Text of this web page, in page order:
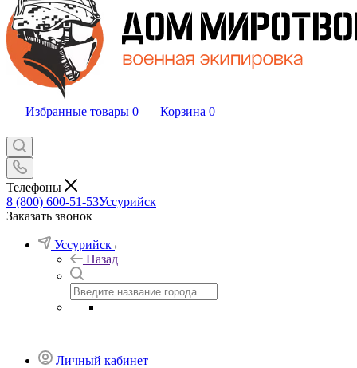
Избранные товары 0 Корзина 0
Телефоны
8 (800) 600-51-53Уссурийск
Заказать звонок
Уссурийск
Назад
Личный кабинет